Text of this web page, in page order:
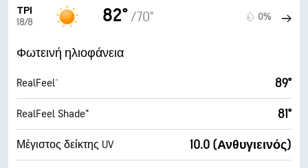
ΤΡΊ
18/8
82° /70° 0%
Φωτεινή ηλιοφάνεια
RealFeel® 89°
RealFeel Shade™ 81°
Μέγιστος δείκτης UV 10.0 (Ανθυγιεινός)